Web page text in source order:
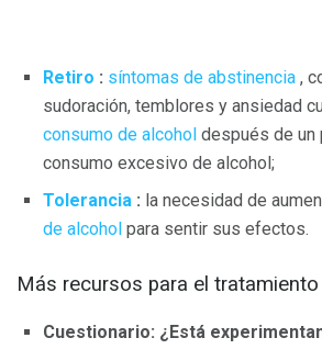
Retiro : síntomas de abstinencia ,
sudoración, temblores y ansiedad
consumo de alcohol después de un
consumo excesivo de alcohol;
Tolerancia : la necesidad de
de alcohol para sentir sus efectos.
Más recursos para el
Cuestionario: ¿Está